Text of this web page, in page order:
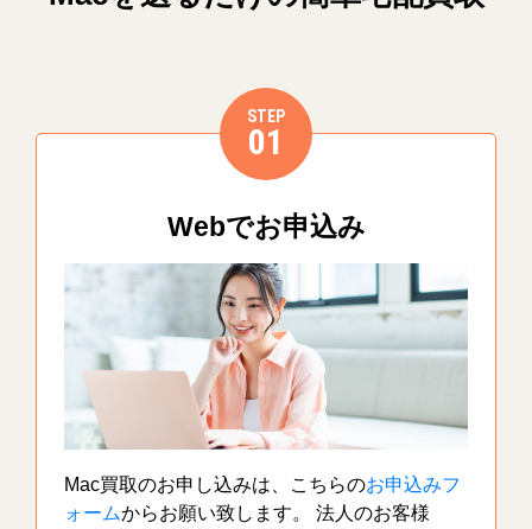
STEP
01
Webでお申込み
Mac買取のお申し込みは、こちらのお申込みフ
ォームからお願い致します。 法人のお客様